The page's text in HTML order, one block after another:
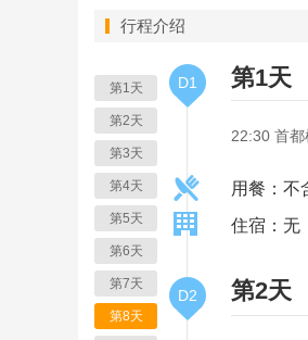
行程介绍
第1天
第2天
第3天
第4天
第5天
第6天
第7天
第8天
D1 第1天
22:30 首都
用餐：不
住宿：无
D2 第2天